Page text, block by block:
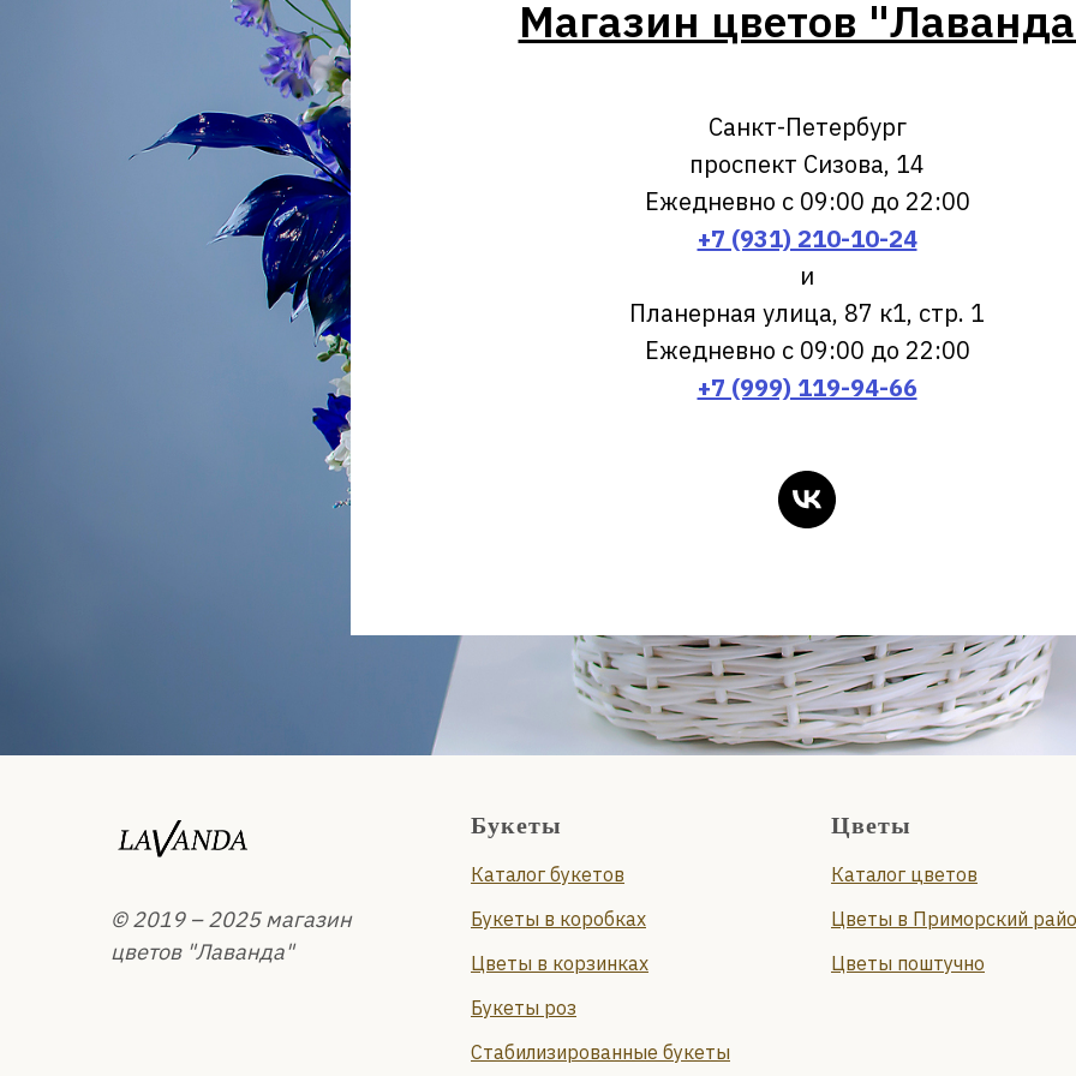
Магазин цветов
Санкт-Петербург
проспект Сизова, 14
Ежедневно с 09:00 до 22:00
+7 (931) 210-10-24
и
Планерная улица, 87 к1, стр. 1
Ежедневно с 09:00 до 22:00
+7 (999) 119-94-66
© 2019 – 2025 магазин
цветов "Лаванда"
Букеты
Каталог букетов
Букеты в коробках
Цветы в корзинках
Букеты роз
Стабилизированные букеты
Цветы
Каталог цветов
Цветы в Приморский
Цветы поштучно